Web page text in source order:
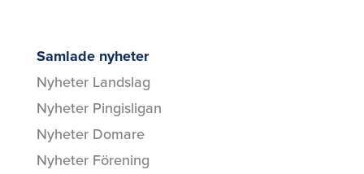
Samlade nyheter
Nyheter Landslag
Nyheter Pingisligan
Nyheter Domare
Nyheter Förening